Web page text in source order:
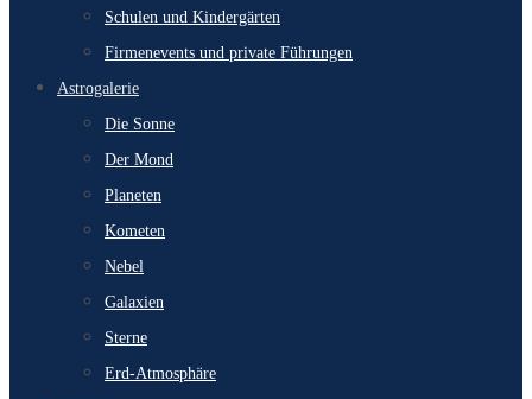
Schulen und Kindergärten
Firmenevents und private Führungen
Astrogalerie
Die Sonne
Der Mond
Planeten
Kometen
Nebel
Galaxien
Sterne
Erd-Atmosphäre